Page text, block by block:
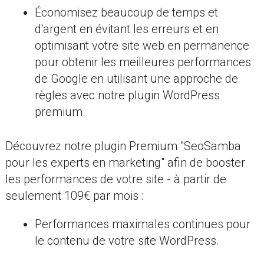
Économisez beaucoup de temps et
d'argent en évitant les erreurs et en
optimisant votre site web en permanence
pour obtenir les meilleures performances
de Google en utilisant une approche de
règles avec notre plugin WordPress
premium.
Découvrez notre plugin Premium "SeoSamba
pour les experts en marketing" afin de booster
les performances de votre site - à partir de
seulement 109€ par mois :
Performances maximales continues pour
le contenu de votre site WordPress.